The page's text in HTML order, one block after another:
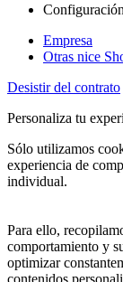
Empresa
Otras nice
Desistir del contrato
Personaliza tu
Sólo utilizamos
experiencia de
individual.
Para ello,
comportamiento y
optimizar